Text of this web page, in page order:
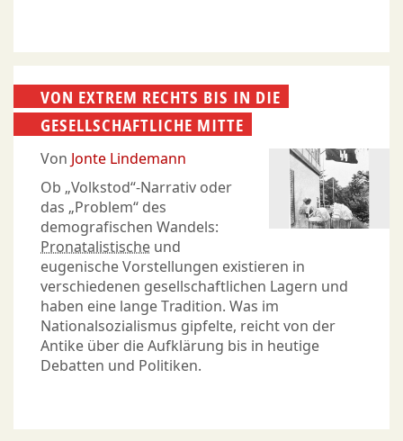
VON EXTREM RECHTS BIS IN DIE
GESELLSCHAFTLICHE MITTE
Von Jonte Lindemann
Ob „Volkstod“-Narrativ oder
das „Problem“ des
demografischen Wandels:
Pronatalistische und
eugenische Vorstellungen existieren in
verschiedenen gesellschaftlichen Lagern und
haben eine lange Tradition. Was im
Nationalsozialismus gipfelte, reicht von der
Antike über die Aufklärung bis in heutige
Debatten und Politiken.